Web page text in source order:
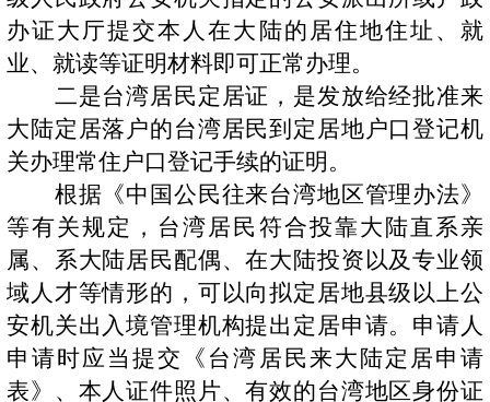
办证大厅提交本人在大陆的居住地住址、就
业、就读等证明材料即可正常办理。
二是台湾居民定居证，是发放给经批准来
大陆定居落户的台湾居民到定居地户口登记机
关办理常住户口登记手续的证明。
根据《中国公民往来台湾地区管理办法》
等有关规定，台湾居民符合投靠大陆直系亲
属、系大陆居民配偶、在大陆投资以及专业领
域人才等情形的，可以向拟定居地县级以上公
安机关出入境管理机构提出定居申请。申请人
申请时应当提交《台湾居民来大陆定居申请
表》、本人证件照片、有效的台湾地区身份证